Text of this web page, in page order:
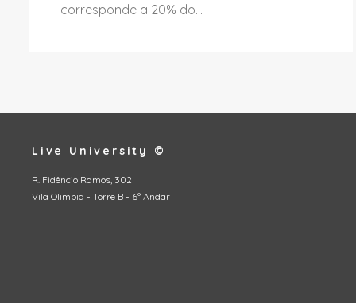
corresponde a 20% do...
Live University ©
R. Fidêncio Ramos, 302
Vila Olimpia - Torre B - 6º Andar